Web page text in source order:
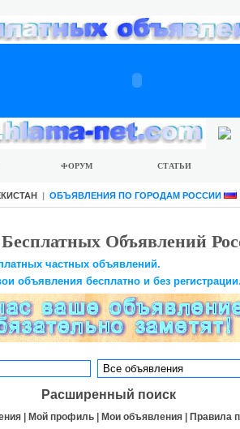
ФОРУМ СТАТЬИ
| ОБЪЯВЛЕНИЯ ПО ГОРОДАМ РОССИИ
Объявлений
частных объявлений.
объявления бесплатно и без регистрации.
Расширенный поиск
| Мой профиль | Мои объявления | Правила